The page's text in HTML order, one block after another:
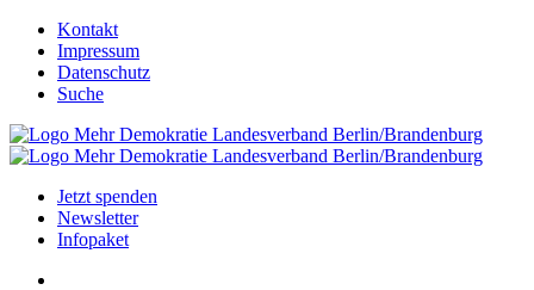
Kontakt
Impressum
Datenschutz
Suche
Jetzt spenden
Newsletter
Infopaket